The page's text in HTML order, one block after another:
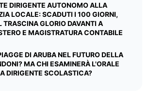
DIRIGENTE AUTONOMO ALLA
LOCALE: SCADUTI I 100 GIORNI,
TRASCINA GLORIO DAVANTI A
E MAGISTRATURA CONTABILE
DI ARUBA NEL FUTURO DELLA
MA CHI ESAMINERÀ L'ORALE
DIRIGENTE SCOLASTICA?